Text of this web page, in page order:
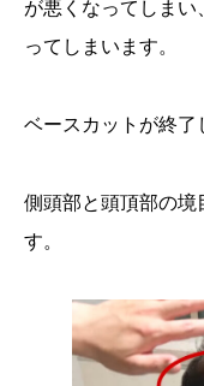
が悪くなってしま
ってしまいます。
ベースカットが終了
側頭部と頭頂部の境
す。